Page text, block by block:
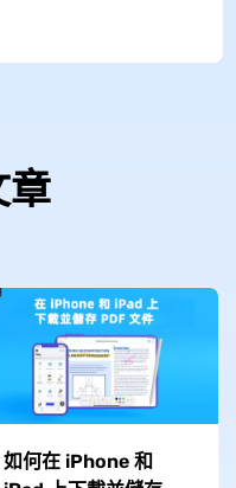
章
如何在 iPhone 和